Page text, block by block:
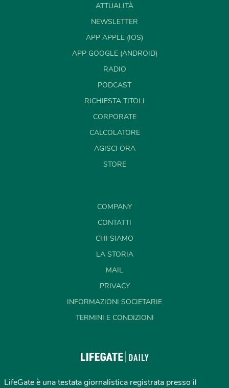
ATTUALITÀ
NEWSLETTER
APP APPLE (IOS)
APP GOOGLE (ANDROID)
RADIO
PODCAST
RICHIESTA TITOLI
CORPORATE
CALCOLATORE
AGISCI ORA
STORE
COMPANY
CONTATTI
CHI SIAMO
LA STORIA
MAIL
PRIVACY
INFORMAZIONI SOCIETARIE
TERMINI E CONDIZIONI
LifeGate è una testata giornalistica registrata presso il